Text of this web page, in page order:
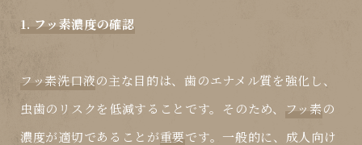
1. フッ素濃度の確認
フッ素洗口液の主な目的は、歯のエナメル質を強化し、
虫歯のリスクを低減することです。そのため、
フッ素の
濃度が適切であることが重要です。一般的に、成人向け